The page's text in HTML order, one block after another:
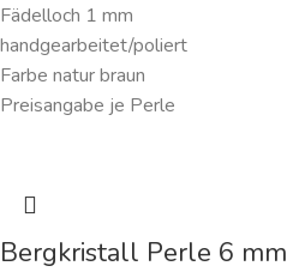
Fädelloch 1 mm
handgearbeitet/poliert
Farbe natur braun
Preisangabe je Perle
Bergkristall Perle 6 mm